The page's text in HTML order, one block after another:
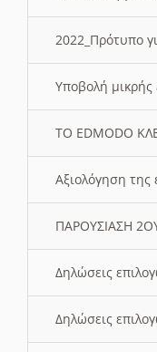
2022_Πρότυπο
Υποβολή
ΤΟ EDMODO
Αξιολόγηση
ΠΑΡΟΥΣΙΑΣΗ
Δηλώσεις
Δηλώσεις